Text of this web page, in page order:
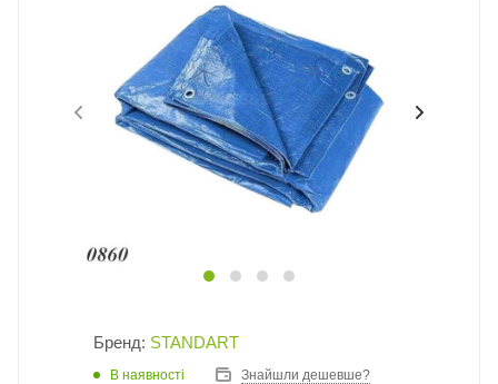
Бренд: STANDART
В наявності Знайшли дешевше?